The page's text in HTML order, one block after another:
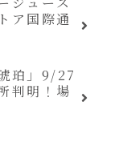
ア国際通
珀」9/27
判明！場